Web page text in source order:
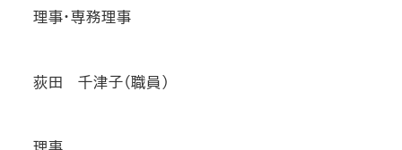
理事・専務理事
荻田 千津子（職員）